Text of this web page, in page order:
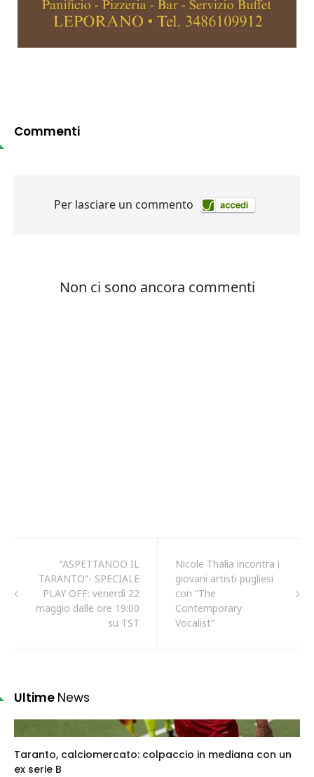
Commenti
“ASPETTANDO IL
TARANTO”- SPECIALE
PLAY OFF: venerdì 22
maggio dalle ore 19:00
su TST
Nicole Thalìa incontra i
giovani artisti pugliesi
con “The
Contemporary
Vocalist”
Ultime News
Taranto, calciomercato: colpaccio in mediana con un
ex serie B